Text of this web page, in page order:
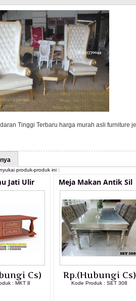
Tinggi Terbaru harga murah asli furniture
produk-produk ini :
Jati Ulir
Cs)
: MKT 8
Meja Makan Antik Sil
Rp.(Hubungi Cs)
Kode Produk : SET 308